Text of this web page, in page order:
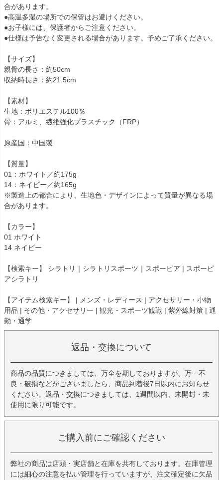
合があります。
●高温多湿の場所での保管はお避けください。
●お子様には、保護者からご注意ください。
●仕様は予告なく変更される場合があります。予めご了承ください。
【サイズ】
親骨の長さ：約50cm
収納時長さ：約21.5cm
【素材】
生地：ポリエステル100％
骨：アルミ、繊維強化プラスチック（FRP）
原産国：中国製
【質量】
01：ホワイト／約175g
14：ネイビー／約165g
※製造上の都合により、生地色・デザインによって質量が異なる場
合があります。
【カラー】
01 ホワイト
14 ネイビー
【検索キー】 シラトリ｜シラトリスポーツ｜スポーピア | スポーピ
アシラトリ
【アイテム検索キー】 | メンズ・レディース | アクセサリー・小物
用品 | その他・アクセサリー | 観光・スポーツ観戦 | 紫外線対策 | 通
勤・通学
返品・交換について
商品の品質につきましては、万全を期しておりますが、万一不
良・破損などがございましたら、商品到着後7日以内にお知らせ
ください。返品・交換につきましては、1週間以内、未開封・未
使用に限り可能です。
ご購入前にご確認ください
弊社の商品は店頭・実店舗と在庫を共有しております。在庫管理
には細心の注意を払い管理を行っていますが、注文確定後に欠品